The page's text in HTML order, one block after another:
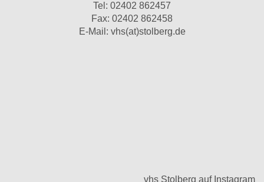
Tel: 02402 862457
Fax: 02402 862458
E-Mail: vhs(at)stolberg.de
vhs Stolberg auf Instagram